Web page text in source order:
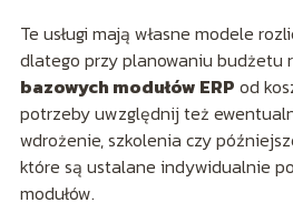
Te usługi mają własne modele
dlatego przy planowaniu budżetu
bazowych modułów ERP od
potrzeby uwzględnij też
wdrożenie, szkolenia czy
które są ustalane indywidualnie
modułów.